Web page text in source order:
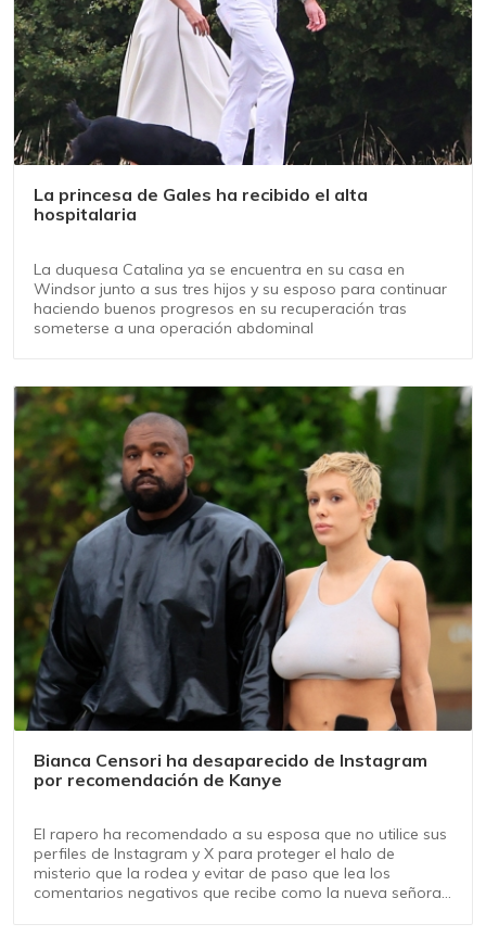
La princesa de Gales ha recibido el alta
hospitalaria
La duquesa Catalina ya se encuentra en su casa en
Windsor junto a sus tres hijos y su esposo para continuar
haciendo buenos progresos en su recuperación tras
someterse a una operación abdominal
Bianca Censori ha desaparecido de Instagram
por recomendación de Kanye
El rapero ha recomendado a su esposa que no utilice sus
perfiles de Instagram y X para proteger el halo de
misterio que la rodea y evitar de paso que lea los
comentarios negativos que recibe como la nueva señora